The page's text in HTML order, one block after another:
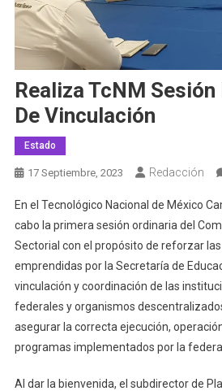
Realiza TcNM
De Vinculación
Estado
17 Septiembre, 2023 Redacción
En el Tecnológico Nacional de México
cabo la primera sesión ordinaria del
Sectorial con el propósito de reforzar
emprendidas por la Secretaría de
vinculación y coordinación de las
federales y organismos
asegurar la correcta ejecución,
programas implementados por la
Al dar la bienvenida, el subdirector de